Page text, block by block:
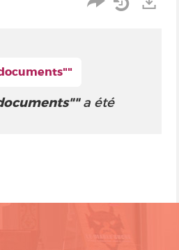
la
a été